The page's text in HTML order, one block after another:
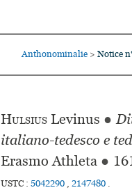
Anthonominalie > Notice
Hulsius Levinus ●
italiano-tedesco e
Erasmo Athleta ●
USTC : 5042290 , 2147480 .